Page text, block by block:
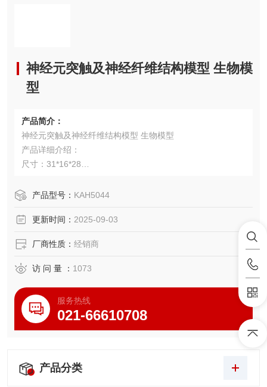
神经元突触及神经纤维结构模型 生物模
型
产品简介：
神经元突触及神经纤维结构模型 生物模型
产品详细介绍：
尺寸：31*16*28
产品详细介绍：
示神经元突触有髓及无髓神经纤维的超檄结构
产品型号： KAH5044
更新时间： 2025-09-03
厂商性质： 经销商
访 问 量 ： 1073
服务热线
021-66610708
产品分类